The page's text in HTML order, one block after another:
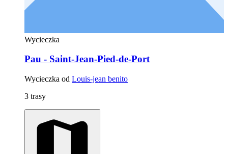
Wycieczka
Pau - Saint-Jean-Pied-de-Port
Wycieczka od Louis-jean benito
3 trasy